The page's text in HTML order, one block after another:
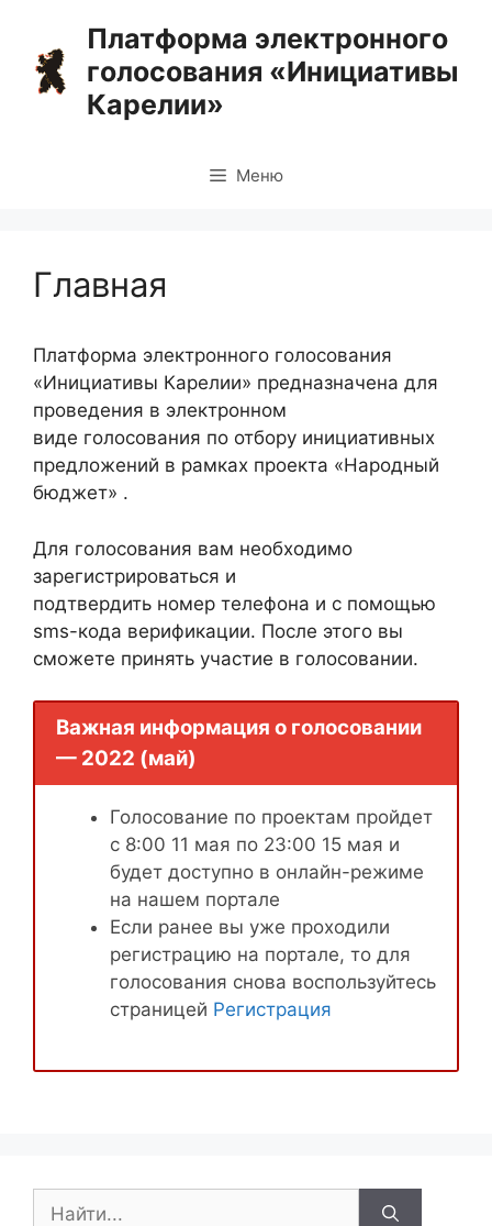
содержимому
Платформа электронного
голосования «Инициативы
Карелии»
Меню
Главная
Платформа электронного голосования
«Инициативы Карелии» предназначена для
проведения в электронном
виде голосования по отбору инициативных
предложений в рамках проекта «Народный
бюджет» .
Для голосования вам необходимо
зарегистрироваться и
подтвердить номер телефона и с помощью
sms-кода верификации. После этого вы
сможете принять участие в голосовании.
Важная информация о голосовании
— 2022 (май)
Голосование по проектам пройдет
с 8:00 11 мая по 23:00 15 мая и
будет доступно в онлайн-режиме
на нашем портале
Если ранее вы уже проходили
регистрацию на портале, то для
голосования снова воспользуйтесь
страницей Регистрация